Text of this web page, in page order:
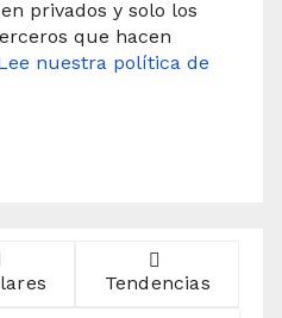
privados y solo los
que hacen
nuestra política de
Tendencias